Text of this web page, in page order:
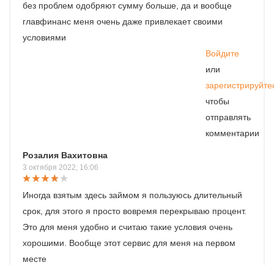
без проблем одобряют сумму больше, да и вообще
главфинанс меня очень даже привлекает своими
условиями
Войдите
или
чтобы
отправлять
комментарии
Розалия Вахитовна
3 октября 2022, 16:06
Иногда взятым здесь займом я пользуюсь длительный
срок, для этого я просто вовремя перекрываю процент.
Это для меня удобно и считаю такие условия очень
хорошими. Вообще этот сервис для меня на первом
месте